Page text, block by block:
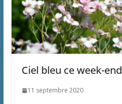
Ciel bleu ce week-end
11 septembre 2020